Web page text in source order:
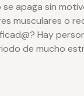
apaga sin
musculares o
Hay
de mucho